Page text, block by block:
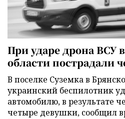
При ударе дрона ВСУ
области пострадали
В поселке Суземка в
украинский беспилотник
автомобилю, в результате
четыре девушки, сообщил